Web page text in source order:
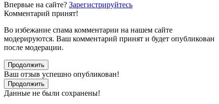
Впервые на сайте? Зарегистрируйтесь
Комментарий принят!
Во избежание спама комментарии на нашем сайте
модерируются. Ваш комментарий принят и будет опубликован
после модерации.
Продолжить
Ваш отзыв успешно опубликован!
Продолжить
Данные не были сохранены!